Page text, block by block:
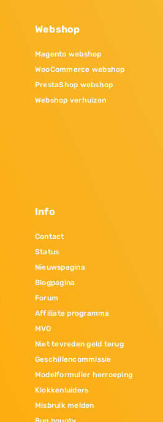
Webshop
Magento webshop
WooCommerce webshop
PrestaShop webshop
Webshop verhuizen
Info
Contact
Status
Nieuwspagina
Blogpagina
Forum
Affiliate programma
MVO
Niet tevreden geld terug
Geschillencommissie
Modelformulier herroeping
Klokkenluiders
Misbruik melden